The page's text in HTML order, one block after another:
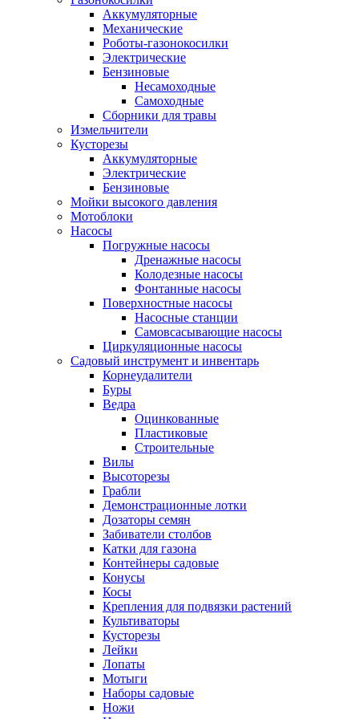
Аккумуляторные
Механические
Роботы-газонокосилки
Электрические
Бензиновые
Несамоходные
Самоходные
Сборники для травы
Измельчители
Кусторезы
Аккумуляторные
Электрические
Бензиновые
Мойки высокого давления
Мотоблоки
Насосы
Погружные насосы
Дренажные насосы
Колодезные насосы
Фонтанные насосы
Поверхностные насосы
Насосные станции
Самовсасывающие насосы
Циркуляционные насосы
Садовый инструмент и инвентарь
Корнеудалители
Буры
Ведра
Оцинкованные
Пластиковые
Строительные
Вилы
Высоторезы
Грабли
Демонстрационные лотки
Дозаторы семян
Забиватели столбов
Катки для газона
Контейнеры садовые
Конусы
Косы
Крепления для подвязки растений
Культиваторы
Кусторезы
Лейки
Лопаты
Мотыги
Наборы садовые
Ножи